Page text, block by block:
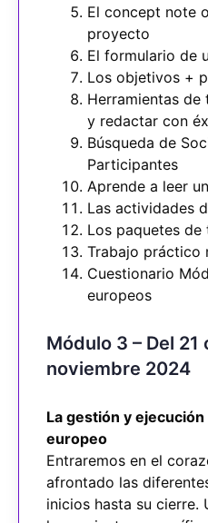
El concept note
proyecto
El formulario de
Los objetivos +
Herramientas
y redactar con
Búsqueda de
Participantes
Aprende a leer
Las actividades
Los paquetes de
Trabajo práctico
Cuestionario
europeos
Módulo 3 – Del
noviembre 2024
La gestión y
europeo
Entraremos en el
afrontado las
inicios hasta su cierre.